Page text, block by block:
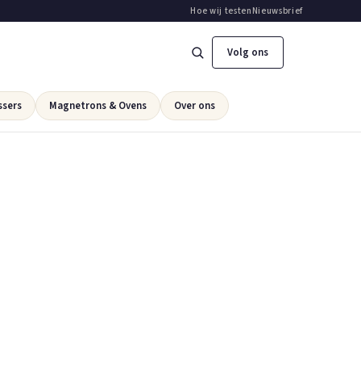
Hoe wij testenNieuwsbrief
Volg ons
Magnetrons & Ovens Over ons